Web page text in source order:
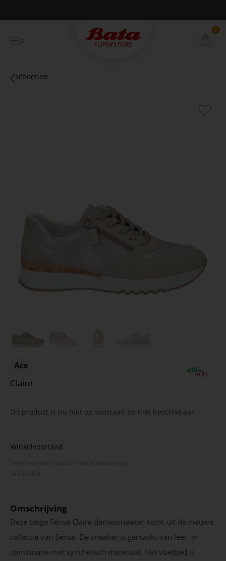
Betaal achteraf met Klarna 0
schoenen
Aco
Claire
Dit product is nu niet op voorraad en niet beschikbaar.
Winkelvoorraad
Omschrijving
Deze beige Sense Claire damessneaker komt uit de nieuwe
collectie van Sense. De sneaker is gemaakt van leer, in
combinatie met synthetisch materiaal. Het voetbed is